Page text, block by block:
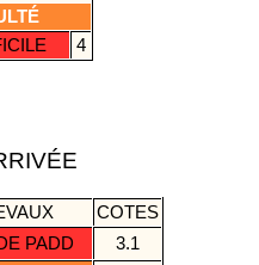
4
COTES
PADD
3.1